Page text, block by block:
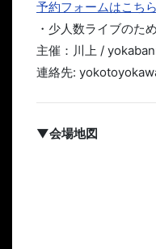
予約フォームはこちら
・少人数ライブのた
主催：川上 /
連絡先:
▼会場地図